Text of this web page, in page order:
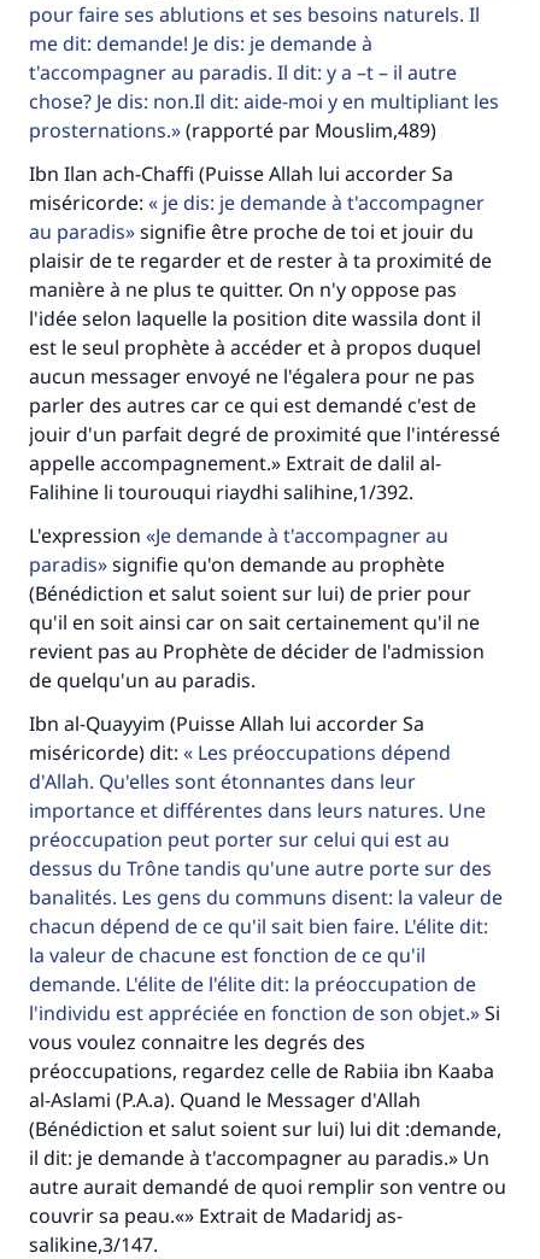
pour faire ses ablutions et ses besoins naturels. Il
me dit: demande! Je dis: je demande à
t'accompagner au paradis. Il dit: y a –t – il autre
chose? Je dis: non.Il dit: aide-moi y en multipliant les
prosternations. (rapporté par Mouslim,489)
Ibn Ilan ach-Chaffi (Puisse Allah lui accorder Sa
miséricorde:
je dis: je demande à t'accompagner
au paradis signifie être proche de toi et jouir du
plaisir de te regarder et de rester à ta proximité de
manière à ne plus te quitter. On n'y oppose pas
l'idée selon laquelle la position dite wassila dont il
est le seul prophète à accéder et à propos duquel
aucun messager envoyé ne l'égalera pour ne pas
parler des autres car ce qui est demandé c'est de
jouir d'un parfait degré de proximité que l'intéressé
appelle accompagnement.» Extrait de dalil al-
Falihine li tourouqui riaydhi salihine,1/392.
L'expression
Je demande à t'accompagner au
paradis signifie qu'on demande au prophète
(Bénédiction et salut soient sur lui) de prier pour
qu'il en soit ainsi car on sait certainement qu'il ne
revient pas au Prophète de décider de l'admission
de quelqu'un au paradis.
Ibn al-Quayyim (Puisse Allah lui accorder Sa
miséricorde) dit:
Les préoccupations dépend
d'Allah. Qu'elles sont étonnantes dans leur
importance et différentes dans leurs natures. Une
préoccupation peut porter sur celui qui est au
dessus du Trône tandis qu'une autre porte sur des
banalités. Les gens du communs disent: la valeur de
chacun dépend de ce qu'il sait bien faire. L'élite dit:
la valeur de chacune est fonction de ce qu'il
demande. L'élite de l'élite dit: la préoccupation de
l'individu est appréciée en fonction de son objet. Si
vous voulez connaitre les degrés des
préoccupations, regardez celle de Rabiia ibn Kaaba
al-Aslami (P.A.a). Quand le Messager d'Allah
(Bénédiction et salut soient sur lui) lui dit :demande,
il dit: je demande à t'accompagner au paradis.» Un
autre aurait demandé de quoi remplir son ventre ou
couvrir sa peau.«» Extrait de Madaridj as-
salikine,3/147.
Faites une différence dans la vie de
millions de personnes grâce à votre
contribution
Aidez nous à apporter des réponses.
Le Messager d'Allah (Paix sur lui) a dit:
"Celui qui indique une bonne action obtient la
même récompense que celui qui le fait."
(MOUSLIM 1893)
Soutenez IslamQA